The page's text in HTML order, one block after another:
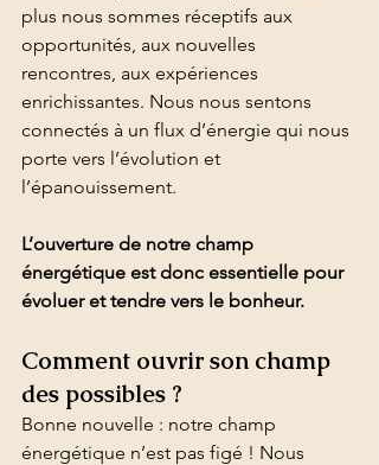
plus nous sommes réceptifs aux
opportunités, aux nouvelles
rencontres, aux expériences
enrichissantes. Nous nous sentons
connectés à un flux d’énergie qui nous
porte vers l’évolution et
l’épanouissement.
L’ouverture de notre champ
énergétique est donc essentielle pour
évoluer et tendre vers le bonheur.
Comment ouvrir son champ
des possibles ?
Bonne nouvelle : notre champ
énergétique n’est pas figé ! Nous